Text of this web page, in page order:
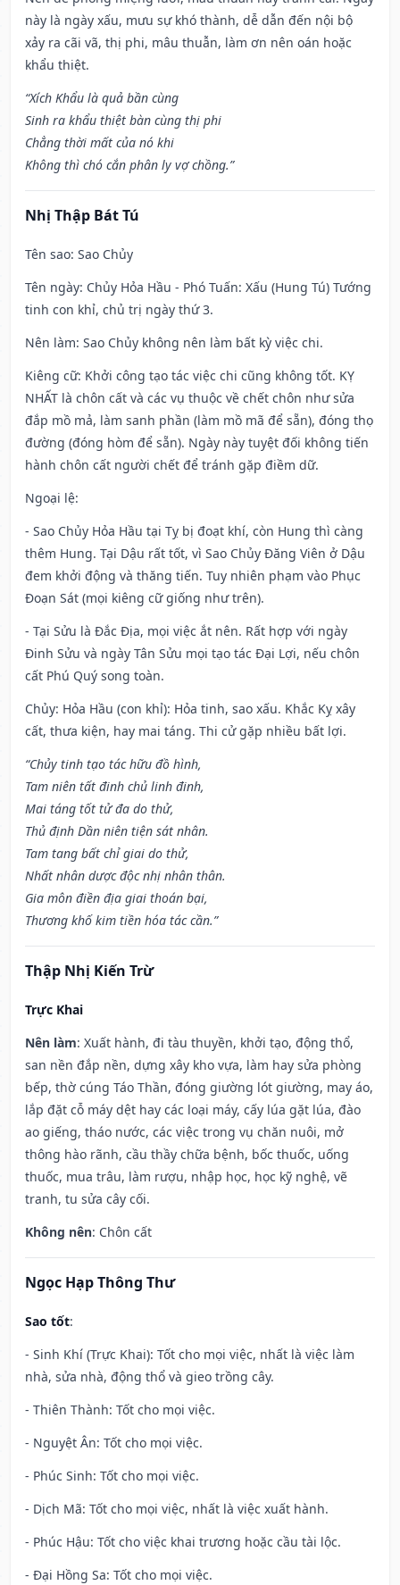
này là ngày xấu, mưu sự khó thành, dễ dẫn đến nội bộ
xảy ra cãi vã, thị phi, mâu thuẫn, làm ơn nên oán hoặc
khẩu thiệt.
“Xích Khẩu là quả bần cùng
Sinh ra khẩu thiệt bàn cùng thị phi
Chẳng thời mất của nó khi
Không thì chó cắn phân ly vợ chồng.”
Nhị Thập Bát Tú
Tên sao: Sao Chủy
Tên ngày: Chủy Hỏa Hầu - Phó Tuấn: Xấu (Hung Tú) Tướng
tinh con khỉ, chủ trị ngày thứ 3.
Nên làm: Sao Chủy không nên làm bất kỳ việc chi.
Kiêng cữ: Khởi công tạo tác việc chi cũng không tốt. KỴ
NHẤT là chôn cất và các vụ thuộc về chết chôn như sửa
đắp mồ mả, làm sanh phần (làm mồ mã để sẵn), đóng thọ
đường (đóng hòm để sẵn). Ngày này tuyệt đối không tiến
hành chôn cất người chết để tránh gặp điềm dữ.
Ngoại lệ:
- Sao Chủy Hỏa Hầu tại Tỵ bị đoạt khí, còn Hung thì càng
thêm Hung. Tại Dậu rất tốt, vì Sao Chủy Đăng Viên ở Dậu
đem khởi động và thăng tiến. Tuy nhiên phạm vào Phục
Đoạn Sát (mọi kiêng cữ giống như trên).
- Tại Sửu là Đắc Địa, mọi việc ắt nên. Rất hợp với ngày
Đinh Sửu và ngày Tân Sửu mọi tạo tác Đại Lợi, nếu chôn
cất Phú Quý song toàn.
Chủy: Hỏa Hầu (con khỉ): Hỏa tinh, sao xấu. Khắc Kỵ xây
cất, thưa kiện, hay mai táng. Thi cử gặp nhiều bất lợi.
“Chủy tinh tạo tác hữu đồ hình,
Tam niên tất đinh chủ linh đinh,
Mai táng tốt tử đa do thử,
Thủ định Dần niên tiện sát nhân.
Tam tang bất chỉ giai do thử,
Nhất nhân dược độc nhị nhân thân.
Gia môn điền địa giai thoán bại,
Thương khố kim tiền hóa tác cần.”
Thập Nhị Kiến Trừ
Trực Khai
Nên làm: Xuất hành, đi tàu thuyền, khởi tạo, động thổ,
san nền đắp nền, dựng xây kho vựa, làm hay sửa phòng
bếp, thờ cúng Táo Thần, đóng giường lót giường, may áo,
lắp đặt cỗ máy dệt hay các loại máy, cấy lúa gặt lúa, đào
ao giếng, tháo nước, các việc trong vụ chăn nuôi, mở
thông hào rãnh, cầu thầy chữa bệnh, bốc thuốc, uống
thuốc, mua trâu, làm rượu, nhập học, học kỹ nghệ, vẽ
tranh, tu sửa cây cối.
Không nên: Chôn cất
Ngọc Hạp Thông Thư
Sao tốt:
- Sinh Khí (Trực Khai): Tốt cho mọi việc, nhất là việc làm
nhà, sửa nhà, động thổ và gieo trồng cây.
- Thiên Thành: Tốt cho mọi việc.
- Nguyệt Ân: Tốt cho mọi việc.
- Phúc Sinh: Tốt cho mọi việc.
- Dịch Mã: Tốt cho mọi việc, nhất là việc xuất hành.
- Phúc Hậu: Tốt cho việc khai trương hoặc cầu tài lộc.
- Đại Hồng Sa: Tốt cho mọi việc.